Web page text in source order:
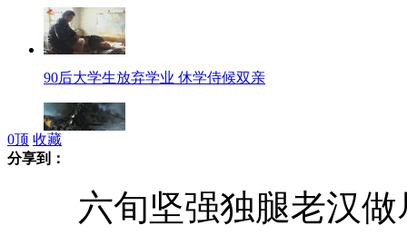
90后大学生放弃学业 休学侍候双亲
0顶 收藏
分享到：
六旬坚强独腿老汉做